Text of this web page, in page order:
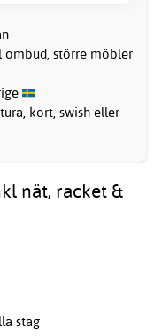
ombud, större möbler
kort, swish eller
nät, racket &
stag